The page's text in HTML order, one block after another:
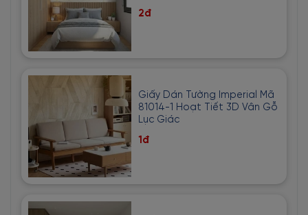
2đ
Giấy Dán Tường Imperial Mã
81014-1 Hoạt Tiết 3D Vân Gỗ
Lục Giác
1đ